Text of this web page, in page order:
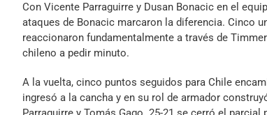
Con Vicente Parraguirre y Dusan Bonacic en el
ataques de Bonacic marcaron la diferencia. Cinco
reaccionaron fundamentalmente a través de
chileno a pedir minuto.
A la vuelta, cinco puntos seguidos para Chile
ingresó a la cancha y en su rol de armador